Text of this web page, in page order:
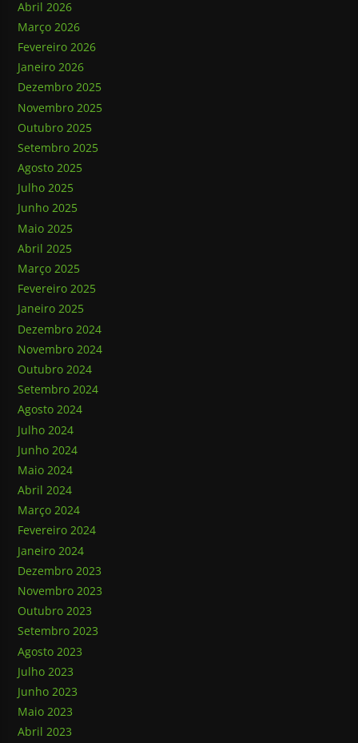
Abril 2026
Março 2026
Fevereiro 2026
Janeiro 2026
Dezembro 2025
Novembro 2025
Outubro 2025
Setembro 2025
Agosto 2025
Julho 2025
Junho 2025
Maio 2025
Abril 2025
Março 2025
Fevereiro 2025
Janeiro 2025
Dezembro 2024
Novembro 2024
Outubro 2024
Setembro 2024
Agosto 2024
Julho 2024
Junho 2024
Maio 2024
Abril 2024
Março 2024
Fevereiro 2024
Janeiro 2024
Dezembro 2023
Novembro 2023
Outubro 2023
Setembro 2023
Agosto 2023
Julho 2023
Junho 2023
Maio 2023
Abril 2023